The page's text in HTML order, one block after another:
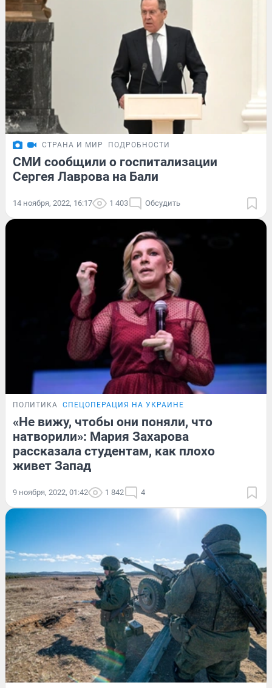
СТРАНА И МИР ПОДРОБНОСТИ
СМИ сообщили о госпитализации
Сергея Лаврова на Бали
14 ноября, 2022, 16:17 1 403 Обсудить
ПОЛИТИКА СПЕЦОПЕРАЦИЯ НА УКРАИНЕ
«Не вижу, чтобы они поняли, что
натворили»: Мария Захарова
рассказала студентам, как плохо
живет Запад
9 ноября, 2022, 01:42 1 842 4